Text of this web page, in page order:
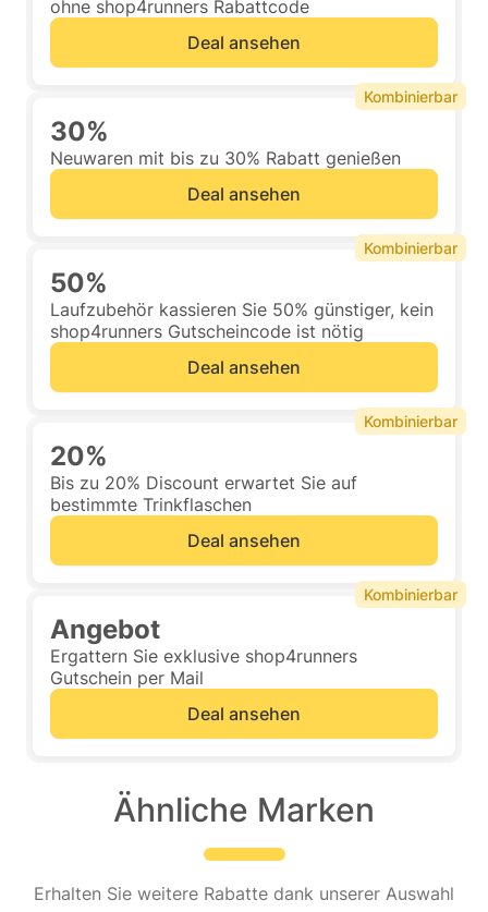
ohne shop4runners Rabattcode
Deal ansehen
30%
Neuwaren mit bis zu 30% Rabatt genießen
Deal ansehen
Kombinierbar
50%
Laufzubehör kassieren Sie 50% günstiger, kein
shop4runners Gutscheincode ist nötig
Deal ansehen
Kombinierbar
20%
Bis zu 20% Discount erwartet Sie auf
bestimmte Trinkflaschen
Deal ansehen
Kombinierbar
Angebot
Ergattern Sie exklusive shop4runners
Gutschein per Mail
Deal ansehen
Kombinierbar
Ähnliche Marken
Erhalten Sie weitere Rabatte dank unserer Auswahl